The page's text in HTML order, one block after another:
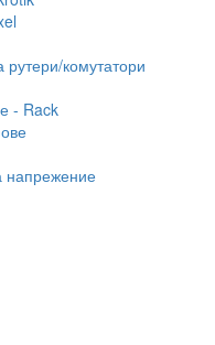
комутатори
- Rack
напрежение